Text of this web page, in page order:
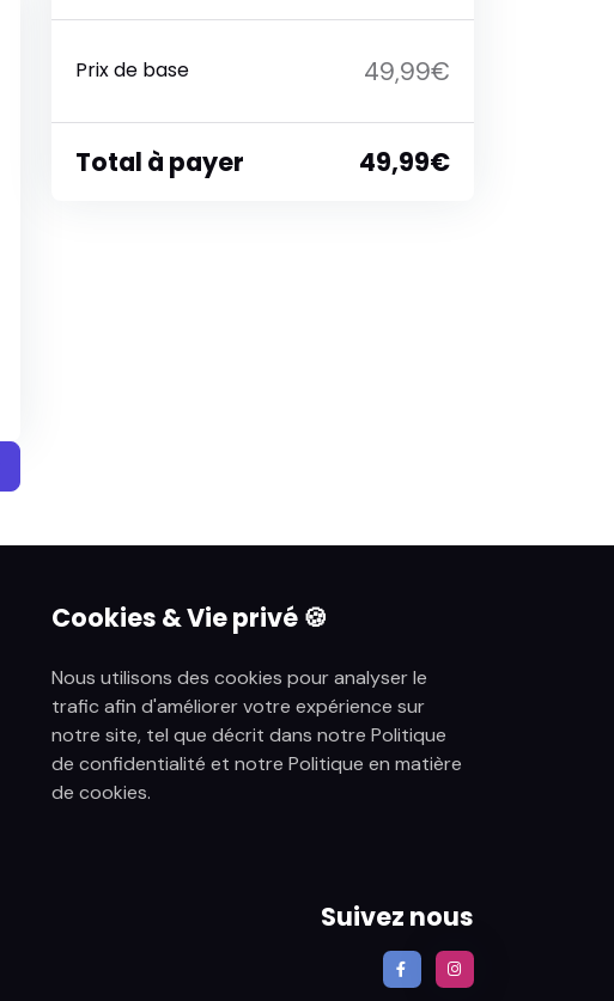
Prix de base 49,99€
Total à payer 49,99€
Cookies & Vie privé 🍪
Nous utilisons des cookies pour analyser le
trafic afin d'améliorer votre expérience sur
notre site, tel que décrit dans notre Politique
de confidentialité et notre Politique en matière
de cookies.
Suivez nous